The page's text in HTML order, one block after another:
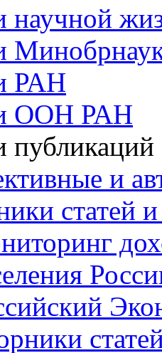
научной
РАН
ООН РАН
публикаций
и
статей